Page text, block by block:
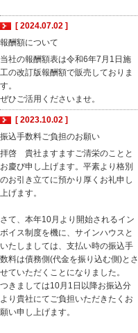
[ 2024.07.02 ]
報酬額について
当社の報酬額表は令和6年7月1日施
工の改訂版報酬額で販売しておりま
す。
ぜひご活用くださいませ。
[ 2023.10.02 ]
振込手数料ご負担のお願い
拝啓 貴社ますますご清栄のことと
お慶び申し上げます。平素より格別
のお引き立てに預かり厚くお礼申し
上げます。
さて、本年10月より開始されるイン
ボイス制度を機に、サインハウスと
いたしましては、支払い時の振込手
数料は債務側(代金を振り込む側)とさ
せていただくことになりました。
つきましては10月1日以降お振込分
より貴社にてご負担いただきたくお
願い申し上げます。